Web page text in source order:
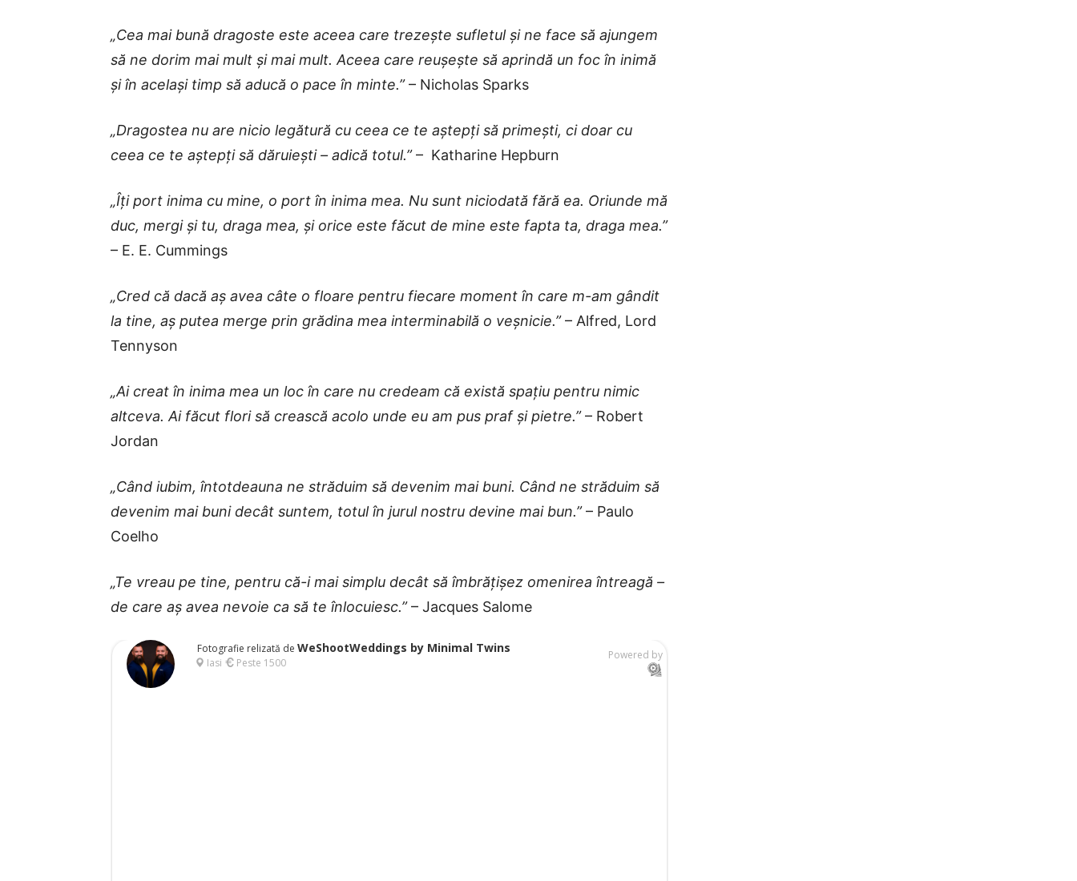
„Cea mai bună dragoste este aceea care trezește sufletul și ne face să ajungem
să ne dorim mai mult și mai mult. Aceea care reușește să aprindă un foc în inimă
și în același timp să aducă o pace în minte.”– Nicholas Sparks
„Dragostea nu are nicio legătură cu ceea ce te aștepți să primești, ci doar cu
ceea ce te aștepți să dăruiești – adică totul.”– Katharine Hepburn
„Îți port inima cu mine, o port în inima mea. Nu sunt niciodată fără ea. Oriunde mă
duc, mergi și tu, draga mea, și orice este făcut de mine este fapta ta, draga mea.”
– E. E. Cummings
„Cred că dacă aș avea câte o floare pentru fiecare moment în care m-am gândit
la tine, aș putea merge prin grădina mea interminabilă o veșnicie.”– Alfred, Lord
Tennyson
„Ai creat în inima mea un loc în care nu credeam că există spațiu pentru nimic
altceva. Ai făcut flori să crească acolo unde eu am pus praf și pietre.”– Robert
Jordan
„Când iubim, întotdeauna ne străduim să devenim mai buni. Când ne străduim să
devenim mai buni decât suntem, totul în jurul nostru devine mai bun.”– Paulo
Coelho
„Te vreau pe tine, pentru că-i mai simplu decât să îmbrățișez omenirea întreagă –
de care aș avea nevoie ca să te înlocuiesc.”– Jacques Salome